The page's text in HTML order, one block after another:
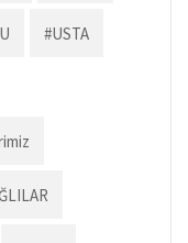
#USTA